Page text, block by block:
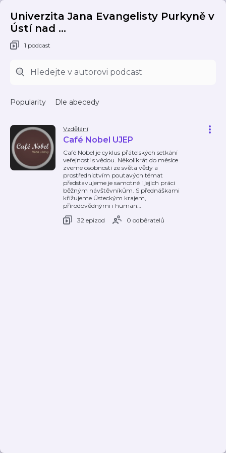
Univerzita Jana Evangelisty Purkyně v
Ústí nad ...
1 podcast
Popularity Dle abecedy
Vzdělání
Café Nobel UJEP
Café Nobel je cyklus přátelských setkání
veřejnosti s vědou. Několikrát do měsíce
zveme osobnosti ze světa vědy a
prostřednictvím poutavých témat
představujeme je samotné i jejich práci
běžným návštěvníkům. S přednáškami
křižujeme Ústeckým krajem,
přírodovědnými i human…
32 epizod
0 odběratelů